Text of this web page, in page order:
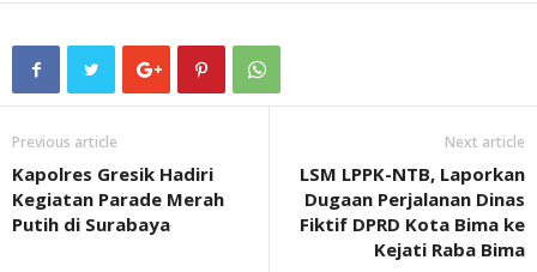
Previous article
Kapolres Gresik Hadiri
Kegiatan Parade Merah
Putih di Surabaya
Next article
LSM LPPK-NTB, Laporkan
Dugaan Perjalanan Dinas
Fiktif DPRD Kota Bima ke
Kejati Raba Bima